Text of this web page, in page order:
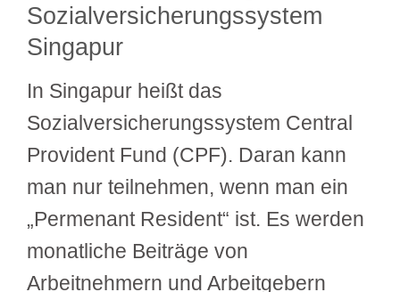
Sozialversicherungssystem
Singapur
In Singapur heißt das
Sozialversicherungssystem Central
Provident Fund (CPF). Daran kann
man nur teilnehmen, wenn man ein
„Permenant Resident“ ist. Es werden
monatliche Beiträge von
Arbeitnehmern und Arbeitgebern